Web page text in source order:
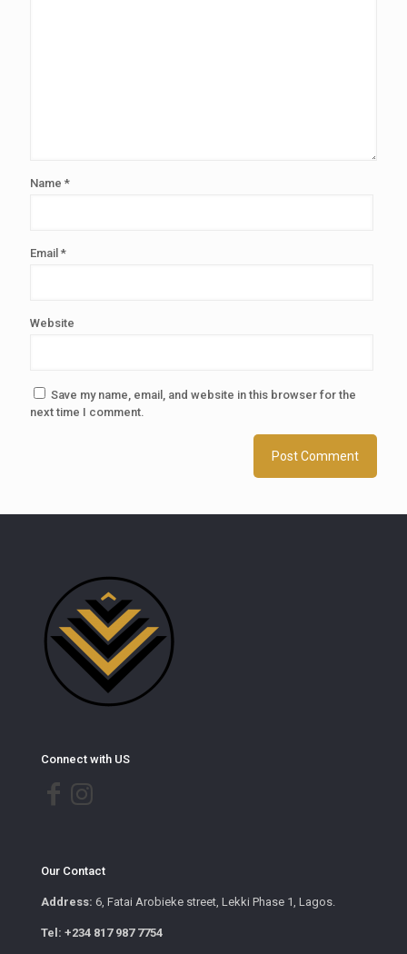
Name *
Email *
Website
Save my name, email, and website in this browser for the
next time I comment.
Connect with US
Our Contact
Address: 6, Fatai Arobieke street, Lekki Phase 1, Lagos.
Tel: +234 817 987 7754